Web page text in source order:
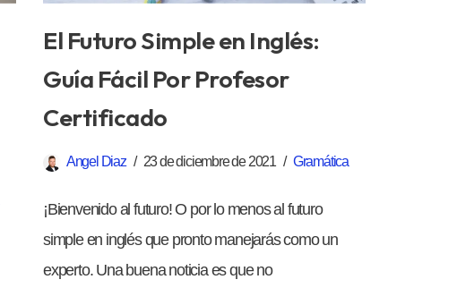
El Futuro Simple en Inglés:
Guía Fácil Por Profesor
Certificado
Angel Diaz 23 de diciembre de 2021 Gramática
¡Bienvenido al futuro! O por lo menos al futuro
simple en inglés que pronto manejarás como un
experto. Una buena noticia es que no